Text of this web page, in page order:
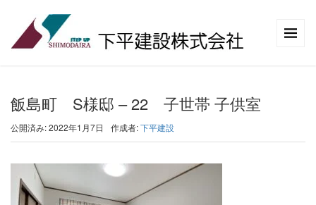
飯島町 S様邸 – 22 子世帯 子供室
公開済み: 2022年1月7日 作成者:下平建設